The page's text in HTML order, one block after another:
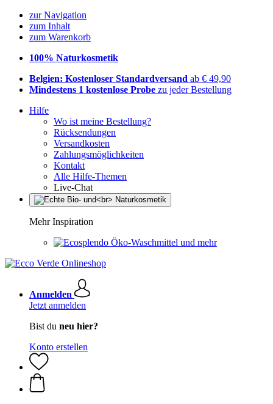
zur Navigation
zum Inhalt
zum Warenkorb
100% Naturkosmetik
Belgien: Kostenloser Standardversand ab € 49,90
Mindestens 1 kostenlose Probe zu jeder Bestellung
Hilfe
Wo ist meine Bestellung?
Rücksendungen
Versandkosten
Zahlungsmöglichkeiten
Kontakt
Alle Hilfe-Themen
Live-Chat
Mehr Inspiration
Öko-Waschmittel und mehr
Anmelden
Jetzt anmelden
Bist du neu hier?
Konto erstellen